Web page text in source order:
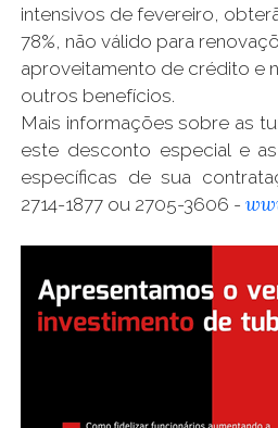
intensivos de fevereiro,
78%, não válido para
aproveitamento de crédito e
outros benefícios.
Mais informações sobre as
este desconto especial e
específicas de sua
2714-1877 ou 2705-3606 -